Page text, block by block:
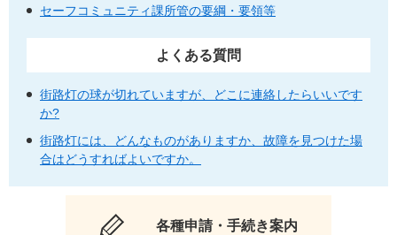
セーフコミュニティ課所管の要綱・要領等
よくある質問
街路灯の球が切れていますが、どこに連絡したらいいです
か?
街路灯には、どんなものがありますか、故障を見つけた場
合はどうすればよいですか。
各種申請・手続き案内